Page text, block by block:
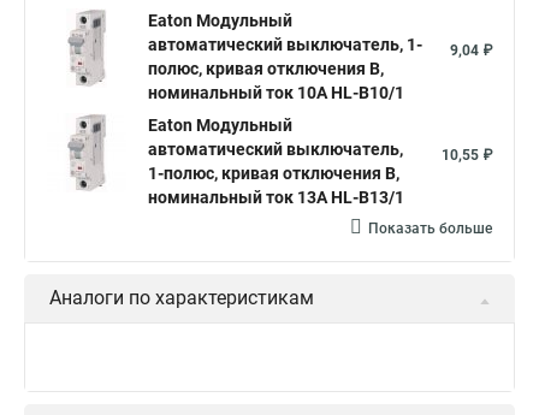
Eaton Модульный
автоматический выключатель, 1-
полюс, кривая отключения B,
номинальный ток 10А HL-B10/1
9,04 ₽
Eaton Модульный
автоматический выключатель,
1-полюс, кривая отключения B,
номинальный ток 13А HL-B13/1
10,55 ₽
Показать больше
Аналоги по характеристикам